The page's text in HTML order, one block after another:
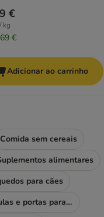
€
kg
€
Adicionar ao carrinho
Comida sem cereais
alimentares
para cães
Casotas, jaulas e portas para cães